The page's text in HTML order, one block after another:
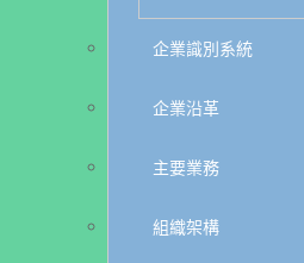
企業識別系統
企業沿革
主要業務
組織架構